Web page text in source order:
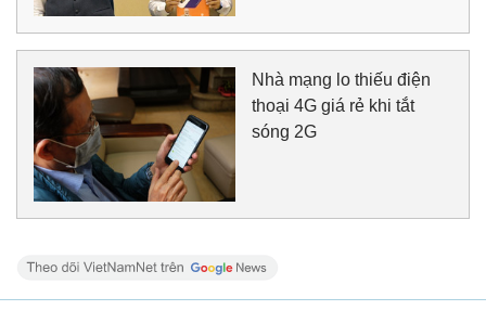
Nhà mạng lo thiếu điện
thoại 4G giá rẻ khi tắt
sóng 2G